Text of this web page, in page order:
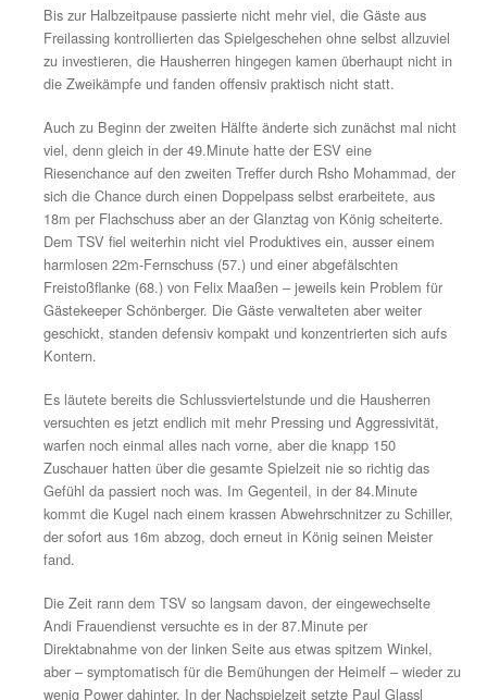
und Robert Schiller setzte sehenswert zum
Ball setzte sich per Aufsetzer in den rechten oberen
Treffer des Tages!
Ein kleiner Schock für die Huber-Elf, die in der
wirklich ins Spiel zurückfand, es entwickelte sich auf
Platz eine zwar relativ ausgeglichene, zähe Partie,
stets das Gefühl, der ESV hatte alles im Griff. In der
wurde Rodi Hussein bei einem blitzartigen Konter über
Seite steilgeschickt, dieser rannte im Eiltempo und
Winkel allein auf TSV-Schlussmann Fabian König zu,
Hussein schließlich etwas überhastet ab und verzog
Gehäuse.
Bis zur Halbzeitpause passierte nicht mehr viel, die
Freilassing kontrollierten das Spielgeschehen ohne
zu investieren, die Hausherren hingegen kamen
die Zweikämpfe und fanden offensiv praktisch nicht
Auch zu Beginn der zweiten Hälfte änderte sich
Riesenchance auf den zweiten Treffer durch Rsho
sich die Chance durch einen Doppelpass selbst
18m per Flachschuss aber an der Glanztag von König
Dem TSV fiel weiterhin nicht viel Produktives ein,